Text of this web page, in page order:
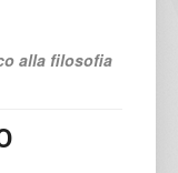
alla filosofia